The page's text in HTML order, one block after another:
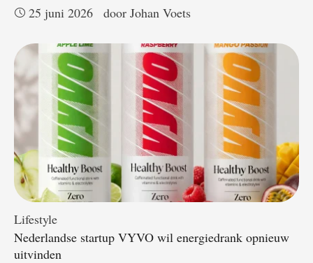
25 juni 2026
door Johan Voets
Lifestyle
Nederlandse startup VYVO wil energiedrank opnieuw
uitvinden